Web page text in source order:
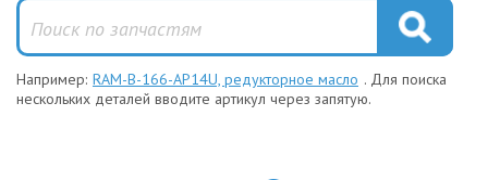
Например: RAM-B-166-AP14U, редукторное масло . Для поиска
нескольких деталей вводите артикул через запятую.